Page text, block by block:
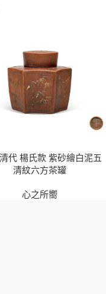
代 楊氏款 紫砂繪白泥五
清紋六方茶罐
心之所嚮